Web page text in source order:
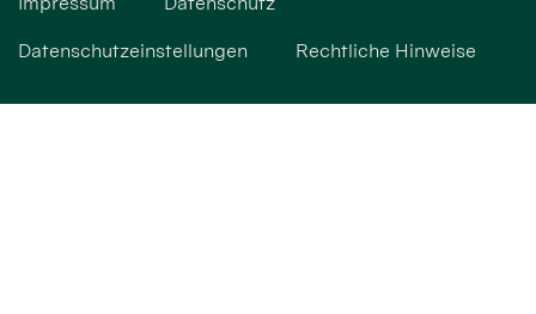
Datenschutzeinstellungen Rechtliche Hinweise